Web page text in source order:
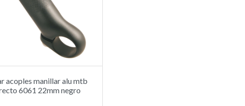
acoples manillar alu mtb
6061 22mm negro